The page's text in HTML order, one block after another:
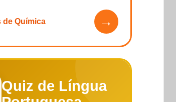
de Química →
Quiz de Língua